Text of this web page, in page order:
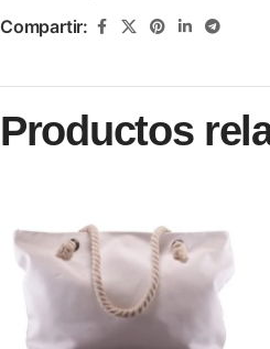
Compartir:
Productos